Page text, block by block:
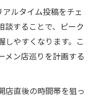
ルタイム投稿をチェ
談することで、ピーク
しやすくなります。こ
メン店巡りを計画する
店直後の時間帯を狙っ